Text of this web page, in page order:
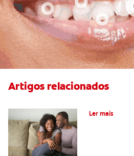
Artigos relacionados
Ler mais